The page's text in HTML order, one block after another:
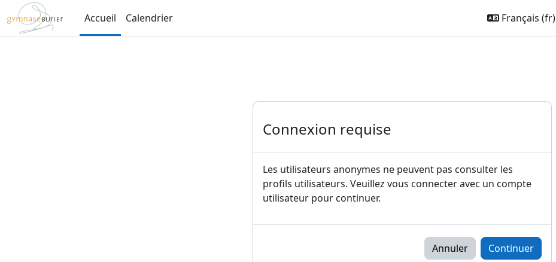
Passer au contenu principal
Accueil
Calendrier Français ‎(fr)‎
Connexion requise
Les utilisateurs anonymes ne peuvent pas consulter les
profils utilisateurs. Veuillez vous connecter avec un compte
utilisateur pour continuer.
Annuler Continuer